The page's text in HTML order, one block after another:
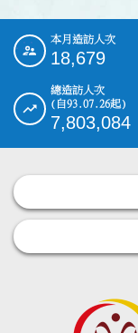
::: 本月造訪人次
18,679
總造訪人次
(自93.07.26起)
7,803,084